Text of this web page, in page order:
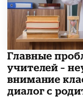
Главные
учителей –
внимание
диалог с